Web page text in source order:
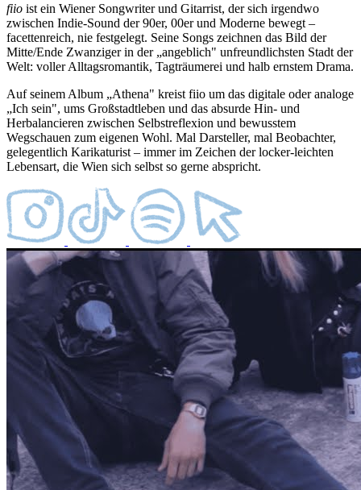
fiio ist ein Wiener Songwriter und Gitarrist, der sich irgendwo
zwischen Indie-Sound der 90er, 00er und Moderne bewegt –
facettenreich, nie festgelegt. Seine Songs zeichnen das Bild der
Mitte/Ende Zwanziger in der „angeblich" unfreundlichsten Stadt der
Welt: voller Alltagsromantik, Tagträumerei und halb ernstem Drama.
Auf seinem Album „Athena" kreist fiio um das digitale oder analoge
„Ich sein", ums Großstadtleben und das absurde Hin- und
Herbalancieren zwischen Selbstreflexion und bewusstem
Wegschauen zum eigenen Wohl. Mal Darsteller, mal Beobachter,
gelegentlich Karikaturist – immer im Zeichen der locker-leichten
Lebensart, die Wien sich selbst so gerne abspricht.